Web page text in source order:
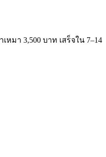
มา 3,500 บาท เสร็จใน 7–14